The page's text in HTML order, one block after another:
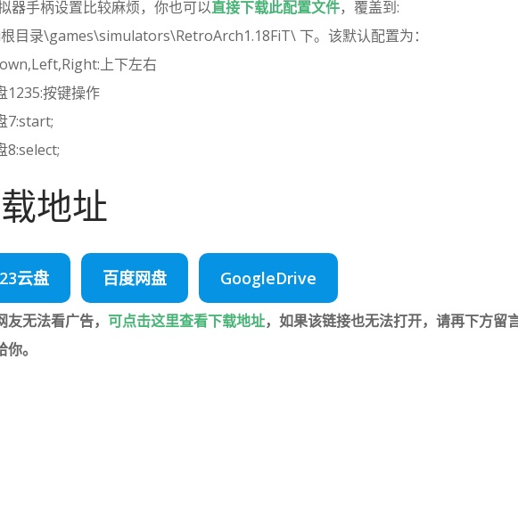
器手柄设置比较麻烦，你也可以直接下载此配置文件，覆盖到:
目录\games\simulators\RetroArch1.18FiT\ 下。该默认配置为：
上下左右
1235:按键操作
7:start;
8:select;
地址
云盘 百度网盘 GoogleDrive
友无法看广告， 可点击这里查看下载地址，如果该链接也无法打开，请再下方留
。